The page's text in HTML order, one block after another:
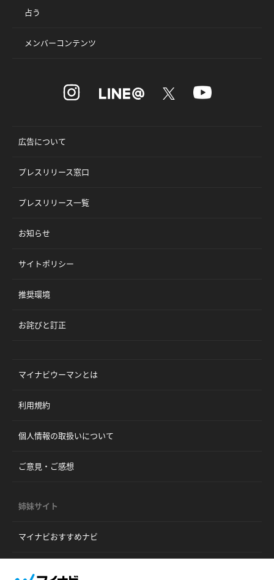
占う
メンバーコンテンツ
広告について
プレスリリース窓口
プレスリリース一覧
お知らせ
サイトポリシー
推奨環境
お詫びと訂正
マイナビウーマンとは
利用規約
個人情報の取扱いについて
ご意見・ご感想
姉妹サイト
マイナビおすすめナビ